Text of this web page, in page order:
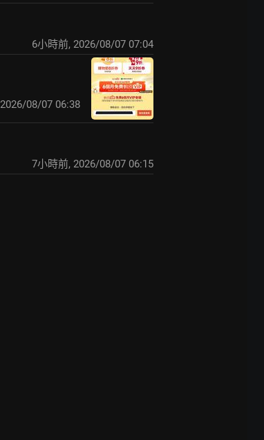
6小時前, 2026/08/07 07:04
2026/08/07 06:38
7小時前, 2026/08/07 06:15